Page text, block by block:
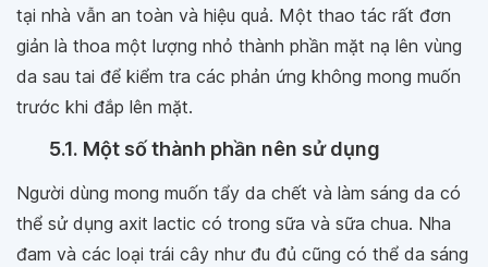
tại nhà vẫn an toàn và hiệu quả. Một thao tác rất đơn
giản là thoa một lượng nhỏ thành phần mặt nạ lên vùng
da sau tai để kiểm tra các phản ứng không mong muốn
trước khi đắp lên mặt.
5.1. Một số thành phần nên sử dụng
Người dùng mong muốn tẩy da chết và làm sáng da có
thể sử dụng axit lactic có trong sữa và sữa chua. Nha
đam và các loại trái cây như đu đủ cũng có thể da sáng